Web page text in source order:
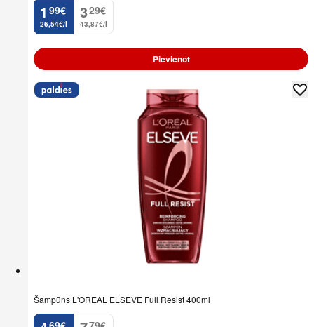
1
. 99€
26,54€/l
3
. 29€
43,87€/l
Pievienot
Šampūns L'OREAL ELSEVE Full Resist 400ml